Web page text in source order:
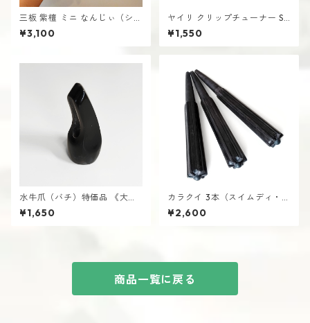
三板 紫檀 ミニ なんじぃ（シー
¥3,100
ヤイリ クリップチューナー SY
C-01 三線
¥1,550
水牛爪（バチ）特価品 《大き
め》 三線用 ばち さんしん
¥1,650
カラクイ 3本（スイムディ・単
¥2,600
商品一覧に戻る